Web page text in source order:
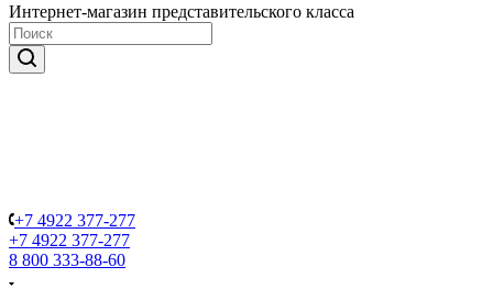
Интернет-магазин представительского класса
+7 4922 377-277
+7 4922 377-277
8 800 333-88-60